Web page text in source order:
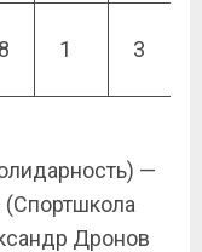
1 3
—
(Спортшкола
Дронов